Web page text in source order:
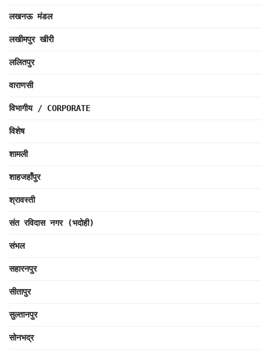
लखनऊ मंडल
लखीमपुर खीरी
ललितपुर
वाराणसी
विभागीय / CORPORATE
विशेष
शामली
शाहजहाँपुर
श्रावस्ती
संत रविदास नगर (भदोही)
संभल
सहारनपुर
सीतापुर
सुल्तानपुर
सोनभद्र